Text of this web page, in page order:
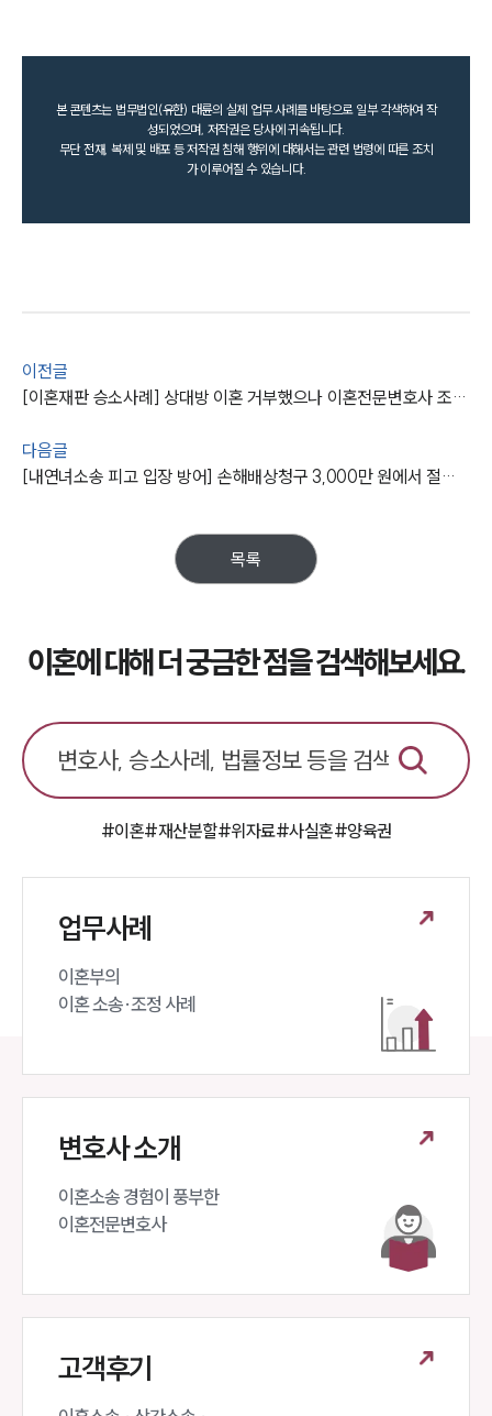
본 콘텐츠는 법무법인(유한) 대륜의 실제 업무 사례를 바탕으로 일부 각색하여 작
성되었으며, 저작권은 당사에 귀속됩니다.
무단 전재, 복제 및 배포 등 저작권 침해 행위에 대해서는 관련 법령에 따른 조치
가 이루어질 수 있습니다.
이전글
[이혼재판 승소사례] 상대방 이혼 거부했으나 이혼전문변호사 조력으로 이혼 성립
다음글
[내연녀소송 피고 입장 방어] 손해배상청구 3,000만 원에서 절반 이상 감액 성공
목록
이혼에 대해 더 궁금한 점을 검색해보세요.
#이혼#재산분할#위자료#사실혼#양육권
업무사례
이혼부의
이혼 소송·조정 사례
변호사 소개
이혼소송 경험이 풍부한
이혼전문변호사
고객후기